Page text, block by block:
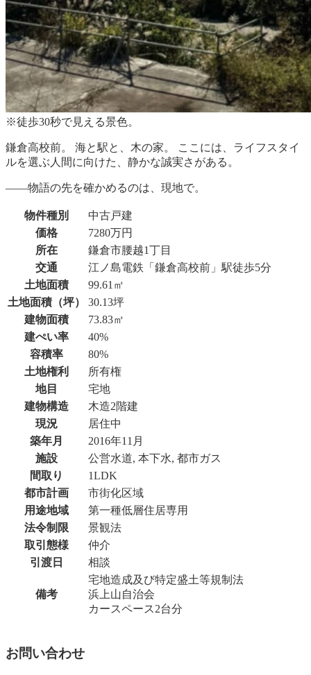
※徒歩30秒で見える景色。
鎌倉高校前。 海と駅と、木の家。 ここには、ライフスタイ
ルを選ぶ人間に向けた、静かな誠実さがある。
――物語の先を確かめるのは、現地で。
物件種別
中古戸建
価格
7280万円
所在
鎌倉市腰越1丁目
交通
江ノ島電鉄「鎌倉高校前」駅徒歩5分
土地面積
99.61㎡
土地面積（坪）
30.13坪
建物面積
73.83㎡
建ぺい率
40%
容積率
80%
土地権利
所有権
地目
宅地
建物構造
木造2階建
現況
居住中
築年月
2016年11月
施設
公営水道, 本下水, 都市ガス
間取り
1LDK
都市計画
市街化区域
用途地域
第一種低層住居専用
法令制限
景観法
取引態様
仲介
引渡日
相談
備考
宅地造成及び特定盛土等規制法
浜上山自治会
カースペース2台分
お問い合わせ